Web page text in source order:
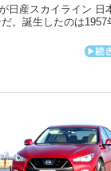
日産スカイライン 日
。誕生したのは1957